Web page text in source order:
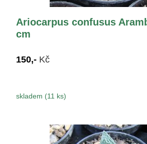
Ariocarpus confusus
cm
150,- Kč
skladem (11 ks)